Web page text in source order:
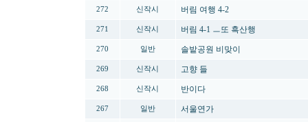
272 신작시 버림 여행 4-2
271 신작시 버림 4-1 ㅡ또 흑산행
270 일반 솔밭공원 비맞이
269 신작시 고향 들
268 신작시 반이다
267 일반 서울연가